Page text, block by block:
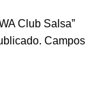
Club Salsa”
Campos